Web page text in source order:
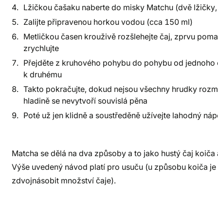
Lžičkou čašaku naberte do misky Matchu (dvě
Zalijte připravenou horkou vodou (cca 150 ml)
Metličkou časen krouživě rozšlehejte čaj, zprvu
zrychlujte
Přejděte z kruhového pohybu do pohybu od jednoho
k druhému
Takto pokračujte, dokud nejsou všechny hrudky
hladině se nevytvoří souvislá pěna
Poté už jen klidně a soustředěně užívejte lahodný
Matcha se dělá na dva způsoby a to jako hustý čaj koiča
Výše uvedený návod platí pro usuču (u způsobu koiča
zdvojnásobit množství čaje).